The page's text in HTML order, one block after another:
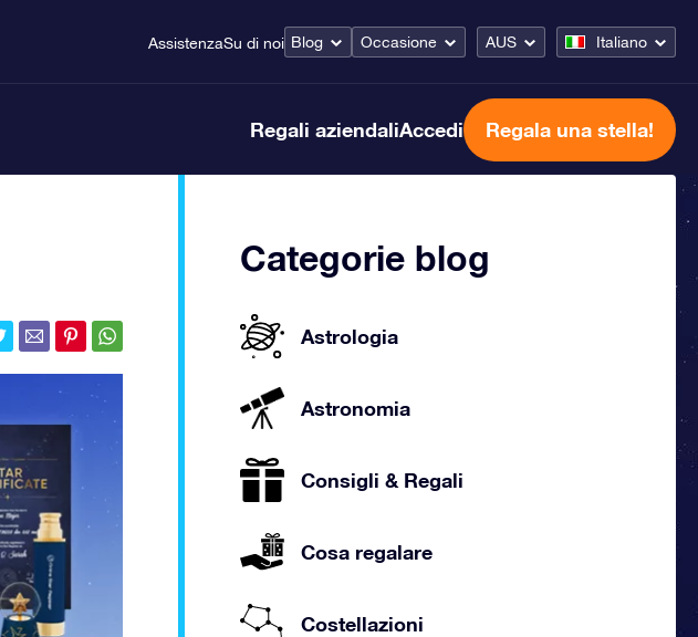
AssistenzaSu di noi Blog Occasione AUS Italiano
Regali aziendaliAccedi Regala una stella!
Categorie blog
Astrologia
Astronomia
Consigli & Regali
Cosa regalare
Costellazioni